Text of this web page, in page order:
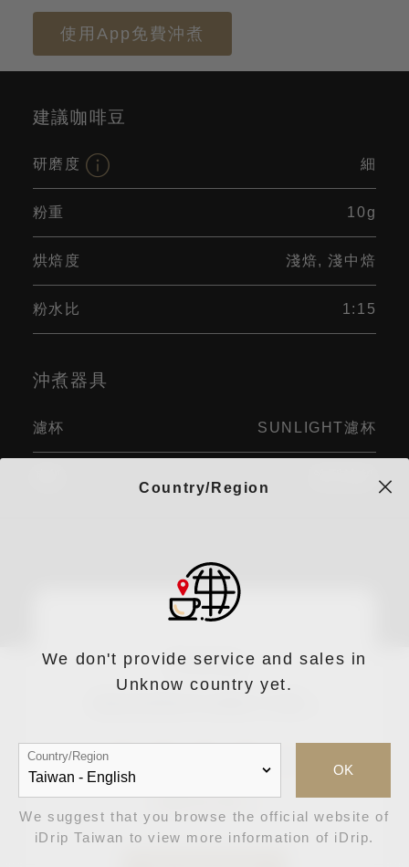
使用App免費沖煮
建議咖啡豆
研磨度 細
粉重 10g
烘焙度 淺焙, 淺中焙
粉水比 1:15
沖煮器具
濾杯 SUNLIGHT濾杯
手法評論
消費者評價 5
Country/Region
We don't provide service and sales in
Unknow country yet.
Country/Region
OK
We suggest that you browse the official website of
iDrip Taiwan to view more information of iDrip.